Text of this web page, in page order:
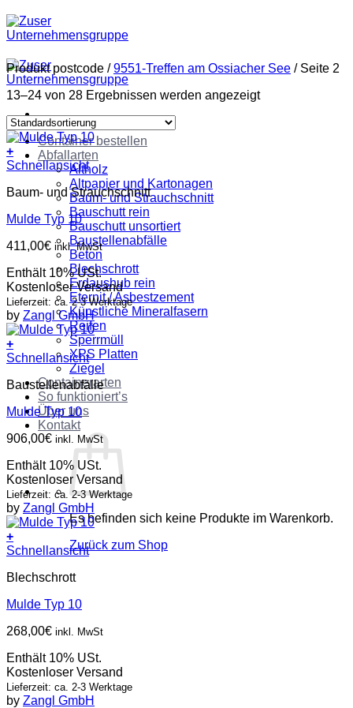
Zum
Inhalt
springen
Container bestellen
Abfallarten
Altholz
Altpapier und Kartonagen
Baum- und Strauchschnitt
Bauschutt rein
Bauschutt unsortiert
Baustellenabfälle
Beton
Blechschrott
Erdaushub rein
Eternit / Asbestzement
Künstliche Mineralfasern
Reifen
Sperrmüll
XPS Platten
Ziegel
Containerarten
So funktioniert’s
Über uns
Kontakt
Es befinden sich keine Produkte im Warenkorb.
Zurück zum Shop
Produkt postcode / 9551-Treffen am Ossiacher See /Seite 2
13–24 von 28 Ergebnissen werden angezeigt
+
Schnellansicht
Baum- und Strauchschnitt
Mulde Typ 10
411,00€ inkl. MwSt
Enthält 10% USt.
Kostenloser Versand
Lieferzeit: ca. 2-3 Werktage
by Zangl GmbH
+
Schnellansicht
Baustellenabfälle
Mulde Typ 10
906,00€ inkl. MwSt
Enthält 10% USt.
Kostenloser Versand
Lieferzeit: ca. 2-3 Werktage
by Zangl GmbH
+
Schnellansicht
Blechschrott
Mulde Typ 10
268,00€ inkl. MwSt
Enthält 10% USt.
Kostenloser Versand
Lieferzeit: ca. 2-3 Werktage
by Zangl GmbH